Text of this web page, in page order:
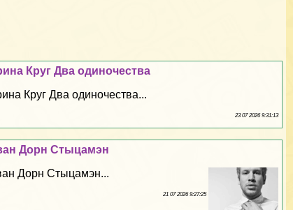
Круг Два одиночества
Круг Два одиночества...
23 07 2026 9:31:13
Дорн Стыцамэн
Дорн Стыцамэн...
21 07 2026 9:27:25